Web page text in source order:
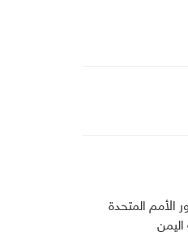
الأمم المتحدة